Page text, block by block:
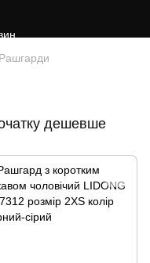
Рашгарди
дешевше